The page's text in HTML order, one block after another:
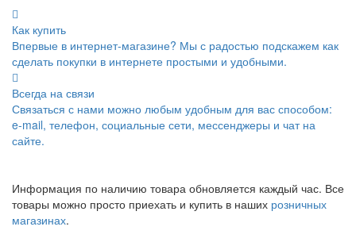
Как купить
Впервые в интернет-магазине? Мы с радостью подскажем как
сделать покупки в интернете простыми и удобными.
Всегда на связи
Связаться с нами можно любым удобным для вас способом:
e-mail, телефон, социальные сети, мессенджеры и чат на
сайте.
Информация по наличию товара обновляется каждый час. Все
товары можно просто приехать и купить в наших розничных
магазинах.